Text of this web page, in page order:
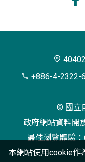
博
+886-4-2322-
© 國立
政府網站資料開
最佳瀏覽體驗
本網站使用cookie作